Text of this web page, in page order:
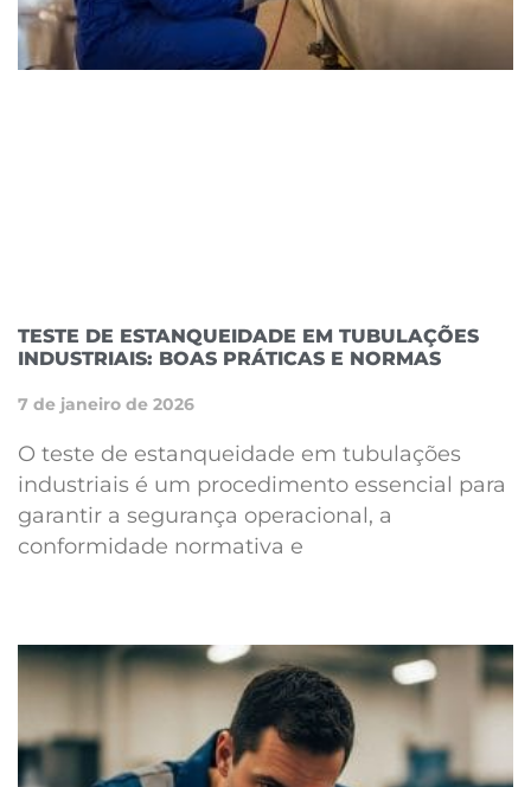
TESTE DE ESTANQUEIDADE EM TUBULAÇÕES
INDUSTRIAIS: BOAS PRÁTICAS E NORMAS
7 de janeiro de 2026
O teste de estanqueidade em tubulações
industriais é um procedimento essencial para
garantir a segurança operacional, a
conformidade normativa e